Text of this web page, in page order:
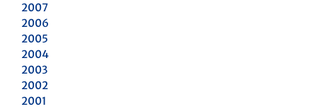
2007
2006
2005
2004
2003
2002
2001